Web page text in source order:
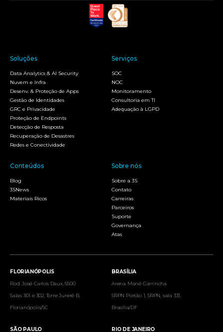
Soluções
Data Analytics & AI Security
Nuvem e Infra
Desenv. & Proteção de Apps
Gestão de Identidades
GRC e Privacidade
Proteção de Endpoints
Detecção de Resposta
Recuperação de Desastres
Redes e Conectividade
Serviços
SOC
NOC
Monitoramento
Consultoria em TI
Adequação à LGPD
Conteúdos
Blog
3SNews
Materiais Ricos
Sobre nós
Sobre a 3S
Contato
Carreiras
Parceiros
Suporte
Governança
Atas
FLORIANÓPOLIS
Rod. José Carlos Daux, 5500
Salas 301 e 302, Torre Jurerê B,
Florianópolis/SC
BRASÍLIA
Arena Mané Garrincha
SRPN Portão 1, SRPN, sala 331,
Brasília/DF
SÃO PAULO RIO DE JANEIRO